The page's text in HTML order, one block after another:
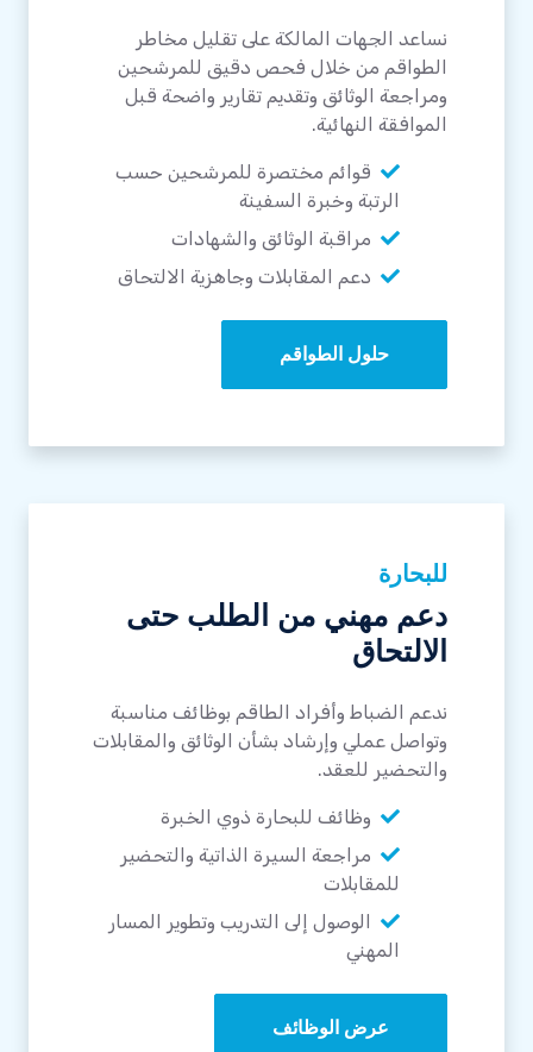
نساعد الجهات المالكة على تقليل مخاطر
الطواقم من خلال فحص دقيق للمرشحين
ومراجعة الوثائق وتقديم تقارير واضحة قبل
الموافقة النهائية.
قوائم مختصرة للمرشحين حسب
الرتبة وخبرة السفينة
مراقبة الوثائق والشهادات
دعم المقابلات وجاهزية الالتحاق
حلول الطواقم
للبحارة
دعم مهني من الطلب حتى
الالتحاق
ندعم الضباط وأفراد الطاقم بوظائف مناسبة
وتواصل عملي وإرشاد بشأن الوثائق والمقابلات
والتحضير للعقد.
وظائف للبحارة ذوي الخبرة
مراجعة السيرة الذاتية والتحضير
للمقابلات
الوصول إلى التدريب وتطوير المسار
المهني
عرض الوظائف